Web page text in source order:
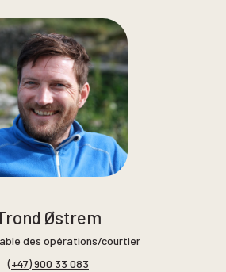
Østrem
des opérations/courtier
(+47) 900 33 083